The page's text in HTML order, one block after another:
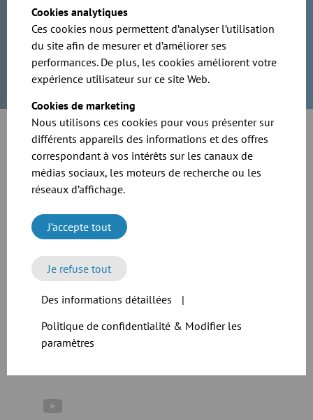
Cookies analytiques
Ces cookies nous permettent d’analyser l’utilisation
du site afin de mesurer et d’améliorer ses
performances. De plus, les cookies améliorent votre
expérience utilisateur sur ce site Web.
Cookies de marketing
Nous utilisons ces cookies pour vous présenter sur
différents appareils des informations et des offres
correspondant à vos intérêts sur les canaux de
médias sociaux, les moteurs de recherche ou les
réseaux d’affichage.
J’accepte tout
Je refuse tout
Des informations détaillées
|
Politique de confidentialité & Modifier les
paramètres
Rechercher
Contenu site internet
Fichiers CAD
MENTIONS LÉGALES
POLITIQUE DE CONFIDENTIALITÉ